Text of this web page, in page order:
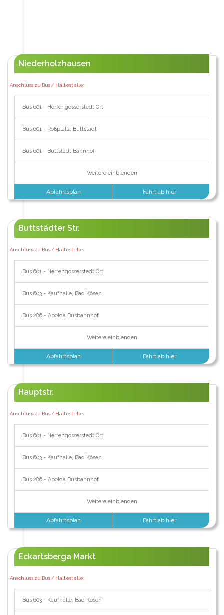
Niederholzhausen
Anschluss zu Bus / Haltestelle:
Bus 601 - Herrengosserstedt Ort
Bus 601 - Roßplatz, Buttstädt
Bus 601 - Buttstädt Bahnhof
Weitere einblenden
Abfahrtsplan Fahrt ab hier
Buttstädter Str.
Anschluss zu Bus / Haltestelle:
Bus 601 - Herrengosserstedt Ort
Bus 603 - Kaufhalle, Bad Kösen
Bus 286 - Apolda Busbahnhof
Weitere einblenden
Abfahrtsplan Fahrt ab hier
Hauptstr.
Anschluss zu Bus / Haltestelle:
Bus 601 - Herrengosserstedt Ort
Bus 603 - Kaufhalle, Bad Kösen
Bus 286 - Apolda Busbahnhof
Weitere einblenden
Abfahrtsplan Fahrt ab hier
Eckartsberga Markt
Anschluss zu Bus / Haltestelle:
Bus 603 - Kaufhalle, Bad Kösen